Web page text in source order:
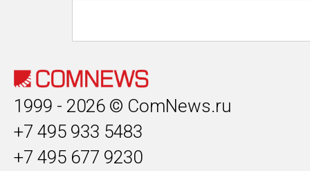
1999 - 2026 © ComNews.ru
+7 495 933 5483
+7 495 677 9230